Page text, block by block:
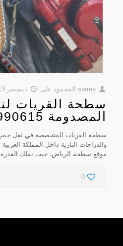
sarraa المحمود على ديسمبر 13, 2021
سطحة القريات
المصدومة 0551990615
سطحة القريات المتخصصة في نقل جميع
والدراجات النارية داخل المملكة
موقع سطحة الرياض، حيث نملك
0